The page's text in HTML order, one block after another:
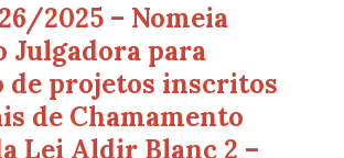
2025 – Nomeia
Julgadora para
de projetos inscritos
de Chamamento
Lei Aldir Blanc 2 –